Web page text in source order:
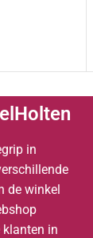
in
de winkel
klanten in